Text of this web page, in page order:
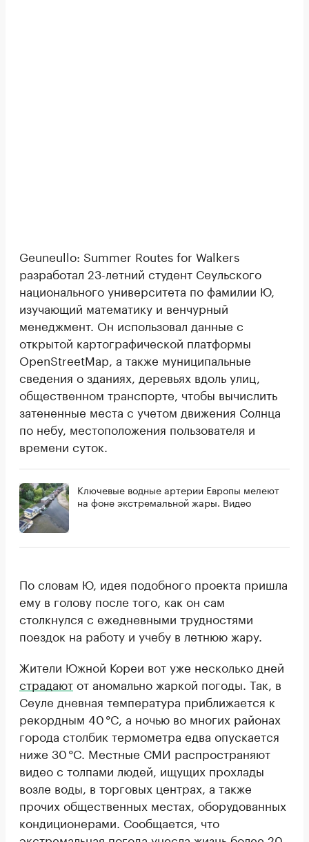
Geuneullo: Summer Routes for Walkers
разработал 23-летний студент Сеульского
национального университета по фамилии Ю,
изучающий математику и венчурный
менеджмент. Он использовал данные с
открытой картографической платформы
OpenStreetMap, а также муниципальные
сведения о зданиях, деревьях вдоль улиц,
общественном транспорте, чтобы вычислить
затененные места с учетом движения Солнца
по небу, местоположения пользователя и
времени суток.
Ключевые водные артерии Европы мелеют
на фоне экстремальной жары. Видео
По словам Ю, идея подобного проекта пришла
ему в голову после того, как он сам
столкнулся с ежедневными трудностями
поездок на работу и учебу в летнюю жару.
Жители Южной Кореи вот уже несколько дней
страдаютот аномально жаркой погоды. Так, в
Сеуле дневная температура приближается к
рекордным 40 °C, а ночью во многих районах
города столбик термометра едва опускается
ниже 30 °C. Местные СМИ распространяют
видео с толпами людей, ищущих прохлады
возле воды, в торговых центрах, а также
прочих общественных местах, оборудованных
кондиционерами. Сообщается, что